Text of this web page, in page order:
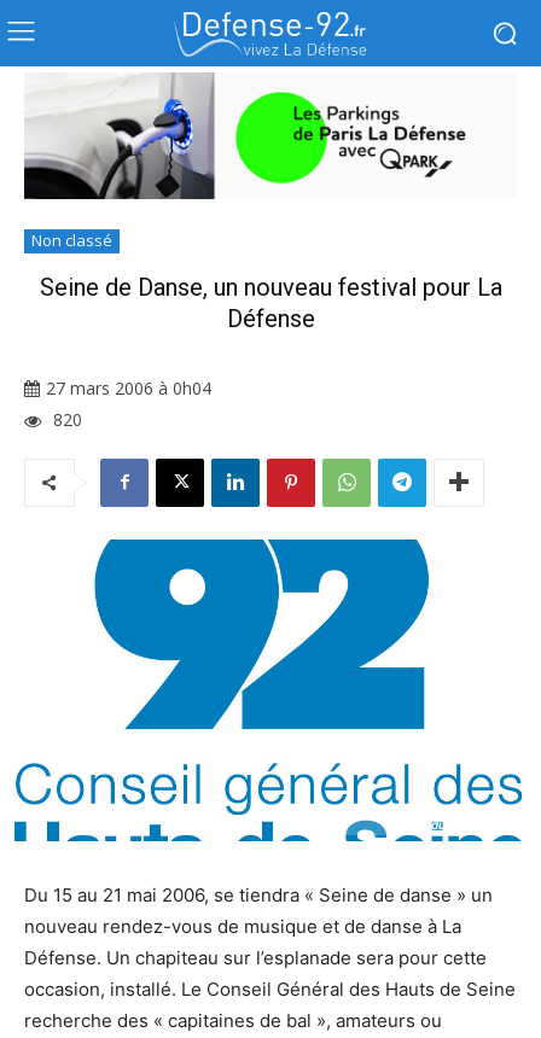
Non classé
Seine de Danse, un nouveau festival pour La
Défense
27 mars 2006 à 0h04
820
Logo du CG92
Logo du CG92
Du 15 au 21 mai 2006, se tiendra « Seine de danse » un
nouveau rendez-vous de musique et de danse à La
Défense. Un chapiteau sur l’esplanade sera pour cette
occasion, installé. Le Conseil Général des Hauts de Seine
recherche des « capitaines de bal », amateurs ou